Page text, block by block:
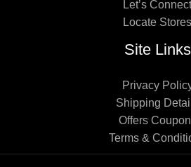
Let’s Connect
Locate Stores
Site Links
Privacy
Shipping
Offers
Terms &